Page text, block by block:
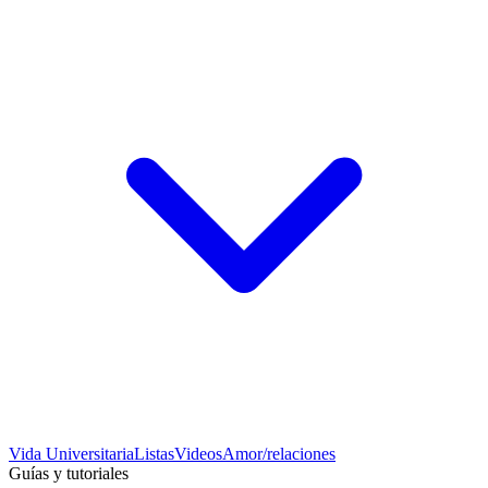
Vida UniversitariaListasVideosAmor/relaciones
Guías y tutoriales